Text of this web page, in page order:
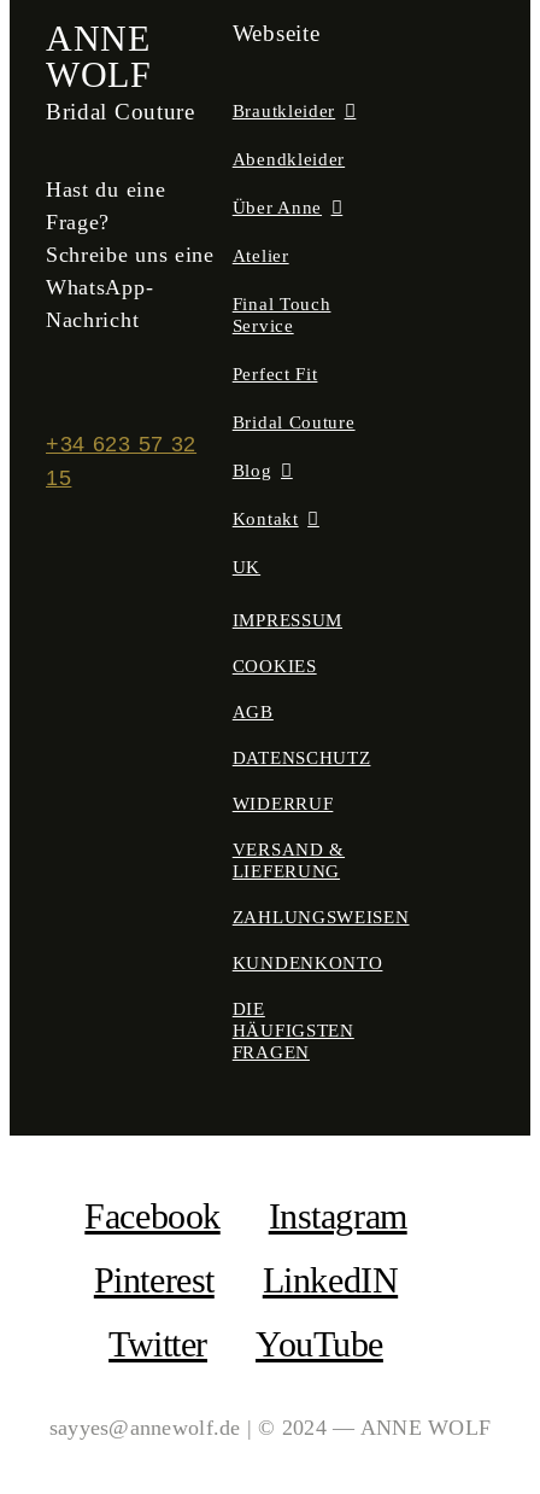
ANNE
WOLF
Bridal Couture
Hast du eine
Frage?
Schreibe uns eine
WhatsApp-
Nachricht
+34 623 57 32
15
Webseite
Brautkleider
Abendkleider
Über Anne
Atelier
Final Touch
Service
Perfect Fit
Bridal Couture
Blog
Kontakt
UK
IMPRESSUM
COOKIES
AGB
DATENSCHUTZ
WIDERRUF
VERSAND &
LIEFERUNG
ZAHLUNGSWEISEN
KUNDENKONTO
DIE
HÄUFIGSTEN
FRAGEN
Facebook
Instagram
Pinterest
LinkedIN
Twitter
YouTube
sayyes@annewolf.de | © 2024 — ANNE WOLF